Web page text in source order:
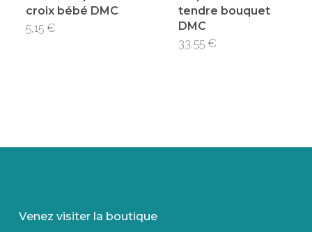
croix bébé DMC
5,15 €
tendre bouquet
DMC
33,55 €
Venez visiter la boutique